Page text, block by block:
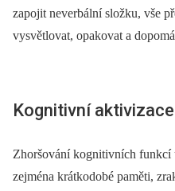
zapojit neverbální složku, vše
vysvětlovat, opakovat a
Kognitivní aktivizace
Zhoršování kognitivních funkcí
zejména krátkodobé paměti,